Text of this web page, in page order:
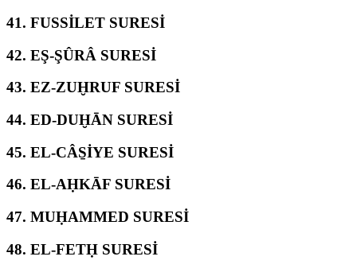
41. FUSSİLET SURESİ
42. EŞ-ŞÛRÂ SURESİ
43. EZ-ZUḪRUF SURESİ
44. ED-DUḪĀN SURESİ
45. EL-CÂS̱İYE SURESİ
46. EL-AḤKĀF SURESİ
47. MUḤAMMED SURESİ
48. EL-FETḤ SURESİ